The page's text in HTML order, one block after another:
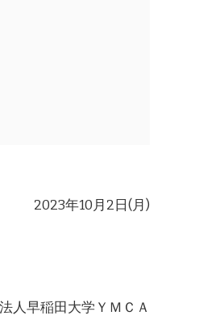
2023年10月2日(月)
人早稲田大学ＹＭＣＡ